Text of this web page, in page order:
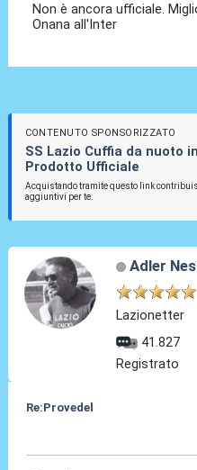
Non è ancora ufficiale.
Onana all'Inter
CONTENUTO SPONSORIZZATO
SS Lazio Cuffia da nuoto
Prodotto Ufficiale
Acquistando tramite questo link
aggiuntivi per te.
Adler
Lazionetter
41.827
Registrato
Re:Provedel